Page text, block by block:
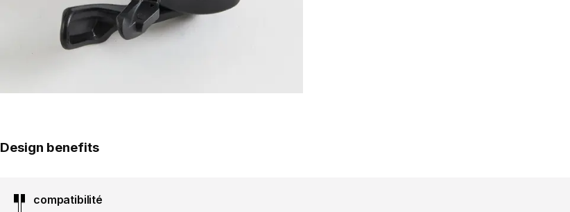
Design benefits
compatibilité